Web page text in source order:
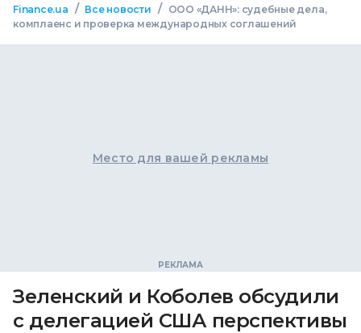
Finance.ua / Все новости /
ООО «ДАНН»: судебные дела,
комплаенс и проверка международных соглашений
Место для вашей рекламы
Зеленский и Коболев обсудили
с делегацией США перспективы